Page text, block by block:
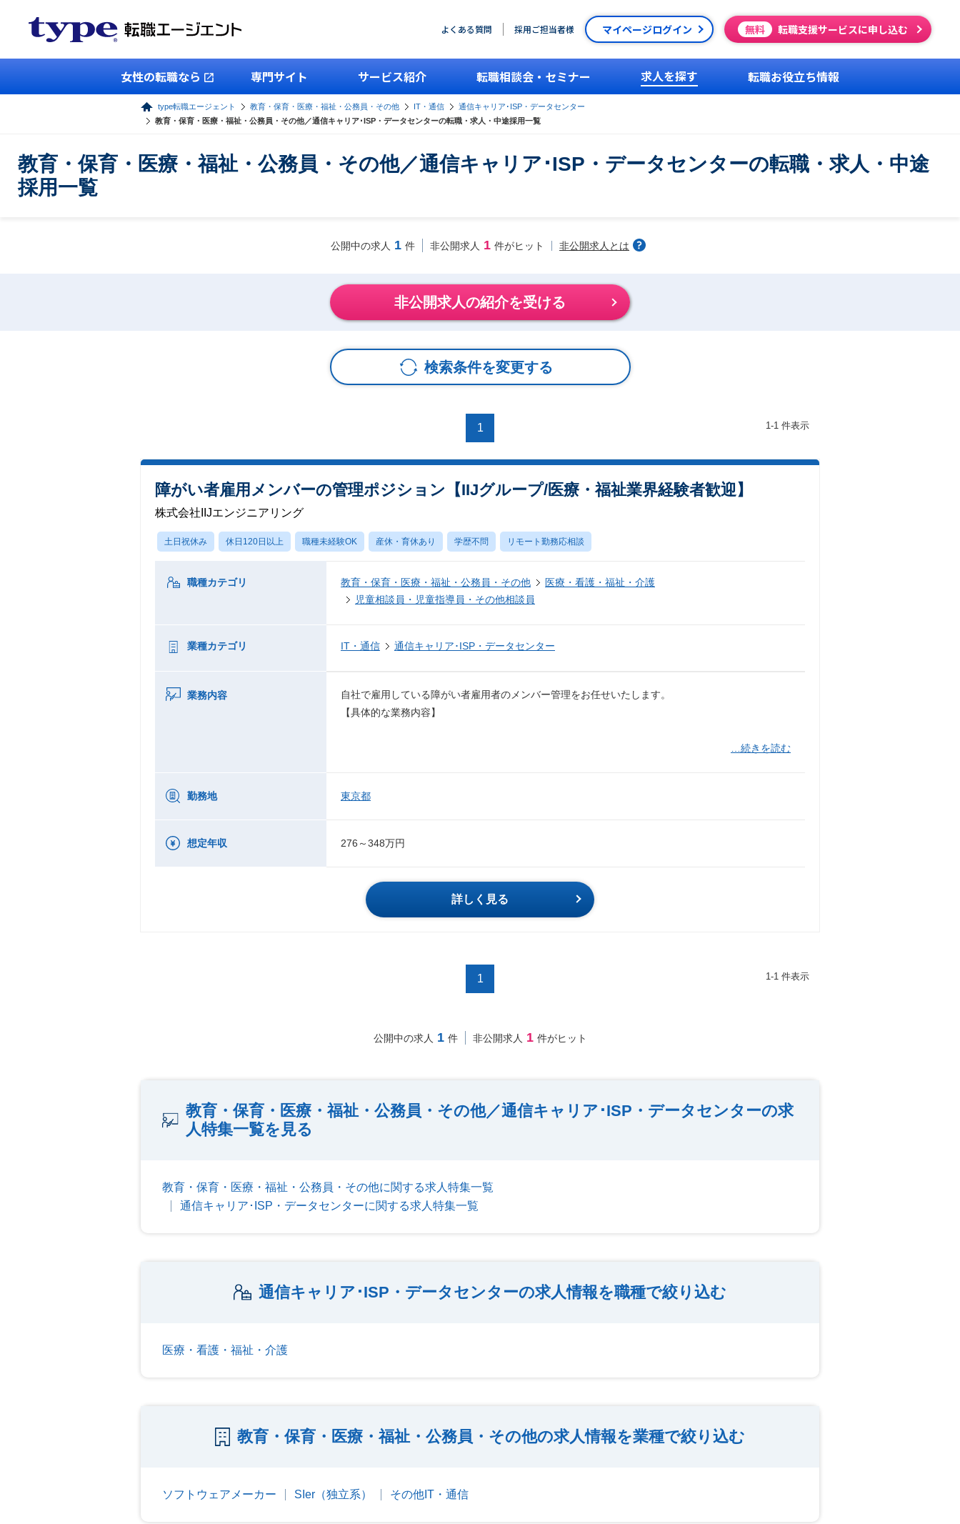
よくある質問 採用ご担当者様 マイページログイン 無料 転職支援サービスに申し込む
女性の転職なら 専門サイト サービス紹介 転職相談会・セミナー 求人を探す 転職お役立ち情報
type転職エージェント 教育・保育・医療・福祉・公務員・その他 IT・通信
通信キャリア･ISP・データセンター
教育・保育・医療・福祉・公務員・その他／通信キャリア･ISP・データセンターの転職・求人・中途採用一覧
教育・保育・医療・福祉・公務員・その他／通信キャリア･ISP・データセンターの転職・求人・中途
採用一覧
公開中の求人 1 件 非公開求人 1 件がヒット 非公開求人とは
非公開求人の紹介を受ける
検索条件を変更する
1 1-1 件表示
障がい者雇用メンバーの管理ポジション【IIJグループ/医療・福祉業界経験者歓迎】
株式会社IIJエンジニアリング
土日祝休み 休日120日以上 職種未経験OK 産休・育休あり 学歴不問 リモート勤務応相談
職種カテゴリ 教育・保育・医療・福祉・公務員・その他
医療・看護・福祉・介護
児童相談員・児童指導員・その他相談員
業種カテゴリ IT・通信 通信キャリア･ISP・データセンター
業務内容
自社で雇用している障がい者雇用者のメンバー管理をお任せいたします。
【具体的な業務内容】
…続きを読む
勤務地 東京都
想定年収 276～348万円
詳しく見る
1 1-1 件表示
公開中の求人 1 件 非公開求人 1 件がヒット
教育・保育・医療・福祉・公務員・その他／通信キャリア･ISP・データセンターの求
人特集一覧を見る
教育・保育・医療・福祉・公務員・その他に関する求人特集一覧
通信キャリア･ISP・データセンターに関する求人特集一覧
通信キャリア･ISP・データセンターの求人情報を職種で絞り込む
医療・看護・福祉・介護
教育・保育・医療・福祉・公務員・その他の求人情報を業種で絞り込む
ソフトウェアメーカー SIer（独立系） その他IT・通信